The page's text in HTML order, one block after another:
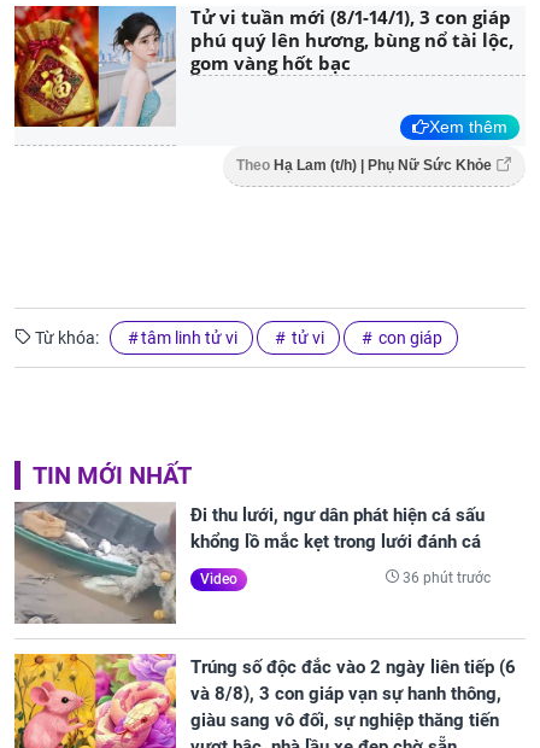
Tử vi tuần mới (8/1-14/1), 3 con giáp
phú quý lên hương, bùng nổ tài lộc,
gom vàng hốt bạc
Xem thêm
Theo Hạ Lam (t/h) | Phụ Nữ Sức Khỏe
Từ khóa: tâm linh tử vi tử vi con giáp
TIN MỚI NHẤT
Đi thu lưới, ngư dân phát hiện cá sấu
khổng lồ mắc kẹt trong lưới đánh cá
Video 36 phút trước
Trúng số độc đắc vào 2 ngày liên tiếp (6
và 8/8), 3 con giáp vạn sự hanh thông,
giàu sang vô đối, sự nghiệp thăng tiến